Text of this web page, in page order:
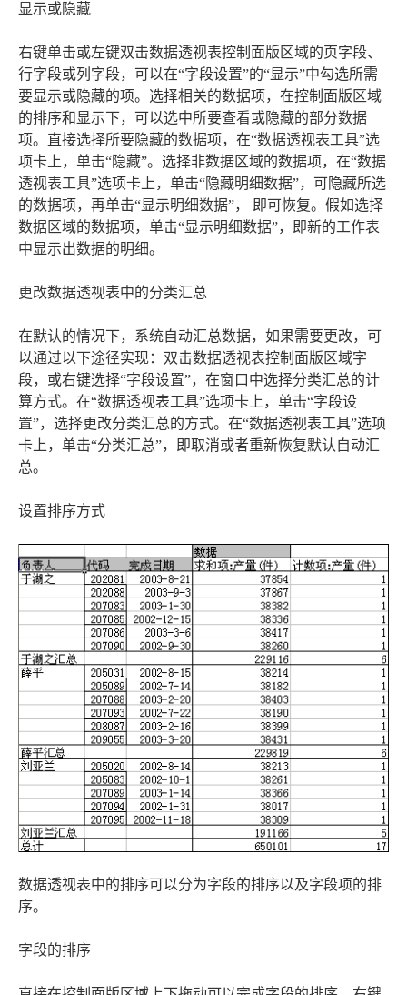
显示或隐藏
右键单击或左键双击数据透视表控制面版区域的页字段、
行字段或列字段，可以在“字段设置”的“显示”中勾选所需
要显示或隐藏的项。选择相关的数据项，在控制面版区域
的排序和显示下，可以选中所要查看或隐藏的部分数据
项。直接选择所要隐藏的数据项，在“数据透视表工具”选
项卡上，单击“隐藏”。选择非数据区域的数据项，在“数据
透视表工具”选项卡上，单击“隐藏明细数据”，可隐藏所选
的数据项，再单击“显示明细数据”， 即可恢复。假如选择
数据区域的数据项，单击“显示明细数据”，即新的工作表
中显示出数据的明细。
更改数据透视表中的分类汇总
在默认的情况下，系统自动汇总数据，如果需要更改，可
以通过以下途径实现：双击数据透视表控制面版区域字
段，或右键选择“字段设置”，在窗口中选择分类汇总的计
算方式。在“数据透视表工具”选项卡上，单击“字段设
置”，选择更改分类汇总的方式。在“数据透视表工具”选项
卡上，单击“分类汇总”，即取消或者重新恢复默认自动汇
总。
设置排序方式
数据透视表中的排序可以分为字段的排序以及字段项的排
序。
字段的排序